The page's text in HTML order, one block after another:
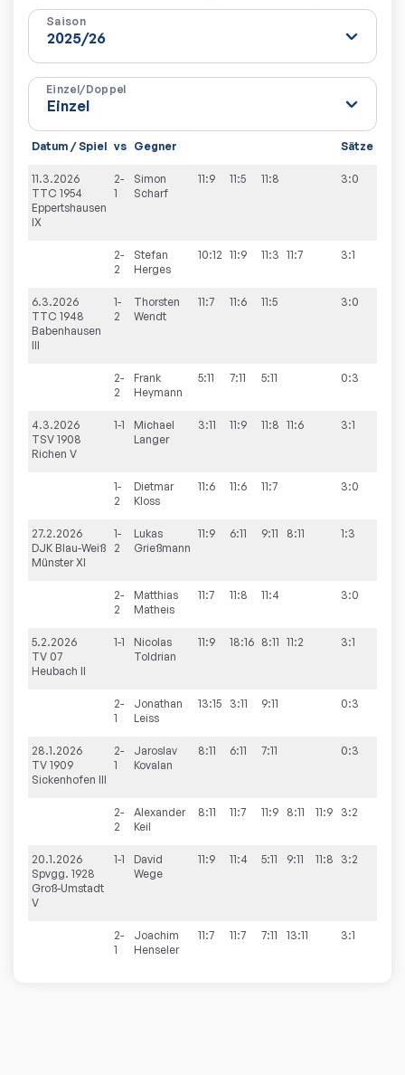
Saison
Einzel/Doppel
Datum / Spiel vs Gegner Sätze
11.3.2026
TTC 1954
Eppertshausen
IX
2-
1
Simon
Scharf
11:9 11:5 11:8 3:0
2-
2
Stefan
Herges
10:12 11:9 11:3 11:7 3:1
6.3.2026
TTC 1948
Babenhausen
III
1-
2
Thorsten
Wendt
11:7 11:6 11:5 3:0
2-
2
Frank
Heymann
5:11 7:11 5:11 0:3
4.3.2026
TSV 1908
Richen V
1-1
Michael
Langer
3:11 11:9 11:8 11:6 3:1
1-
2
Dietmar
Kloss
11:6 11:6 11:7 3:0
27.2.2026
DJK Blau-Weiß
Münster XI
1-
2
Lukas
Grießmann
11:9 6:11 9:11 8:11 1:3
2-
2
Matthias
Matheis
11:7 11:8 11:4 3:0
5.2.2026
TV 07
Heubach II
1-1
Nicolas
Toldrian
11:9 18:16 8:11 11:2 3:1
2-
1
Jonathan
Leiss
13:15 3:11 9:11 0:3
28.1.2026
TV 1909
Sickenhofen III
2-
1
Jaroslav
Kovalan
8:11 6:11 7:11 0:3
2-
2
Alexander
Keil
8:11 11:7 11:9 8:11 11:9 3:2
20.1.2026
Spvgg. 1928
Groß-Umstadt
V
1-1
David
Wege
11:9 11:4 5:11 9:11 11:8 3:2
2-
1
Joachim
Henseler
11:7 11:7 7:11 13:11 3:1